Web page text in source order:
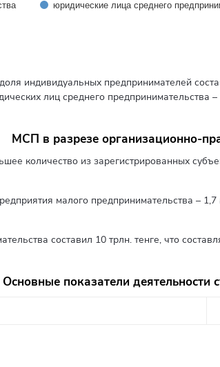
юридические лица среднего
индивидуальных предпринимателей
лиц среднего предпринимательства –
МСП в разрезе организационно-
количество из зарегистрированных
малого предпринимательства –
составил 10 трлн. тенге, что
Основные показатели деятельности